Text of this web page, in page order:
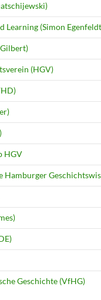
Learning (Simon
(HGV)
HGV
Hamburger
Geschichte (VfHG)